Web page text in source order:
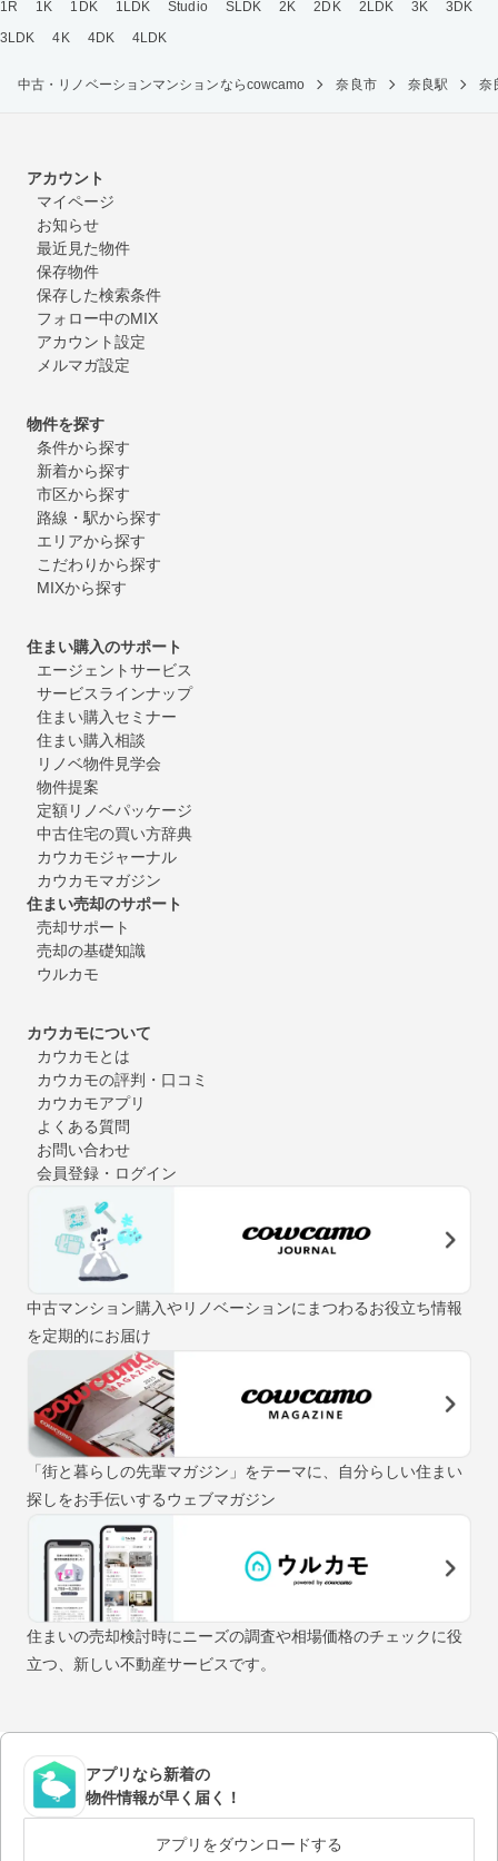
1R 1K 1DK 1LDK Studio SLDK 2K 2DK 2LDK 3K
3DK
3LDK
4K 4DK 4LDK
中古・リノベーションマンションならcowcamo 奈良市 奈良駅 奈
アカウント
マイページ
お知らせ
最近見た物件
保存物件
保存した検索条件
フォロー中のMIX
アカウント設定
メルマガ設定
物件を探す
条件から探す
新着から探す
市区から探す
路線・駅から探す
エリアから探す
こだわりから探す
MIXから探す
住まい購入のサポート
エージェントサービス
サービスラインナップ
住まい購入セミナー
住まい購入相談
リノベ物件見学会
物件提案
定額リノベパッケージ
中古住宅の買い方辞典
カウカモジャーナル
カウカモマガジン
住まい売却のサポート
売却サポート
売却の基礎知識
ウルカモ
カウカモについて
カウカモとは
カウカモの評判・口コミ
カウカモアプリ
よくある質問
お問い合わせ
会員登録・ログイン
中古マンション購入やリノベーションにまつわるお役立ち情報
を定期的にお届け
「街と暮らしの先輩マガジン」をテーマに、自分らしい住まい
探しをお手伝いするウェブマガジン
住まいの売却検討時にニーズの調査や相場価格のチェックに役
立つ、新しい不動産サービスです。
アプリなら新着の
物件情報が早く届く！
アプリをダウンロードする